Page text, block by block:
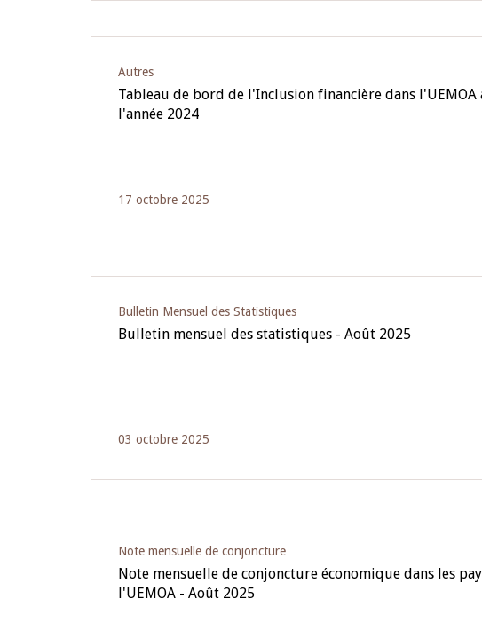
Autres
Tableau de bord de l'Inclusion financière dans
l'année 2024
17 octobre 2025
Bulletin Mensuel des Statistiques
Bulletin mensuel des statistiques - Août 2025
03 octobre 2025
Note mensuelle de conjoncture
Note mensuelle de conjoncture économique dans les
l'UEMOA - Août 2025